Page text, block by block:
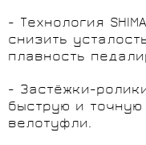
- Технология
снизить
плавность
- Застёжки-
быструю и
велотуфли.